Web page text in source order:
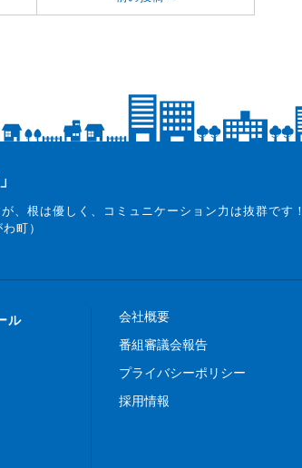
、根は優しく、コミュニケーション力は抜群です！
町）
ル 会社概要
番組審議会報告
プライバシーポリシー
採用情報